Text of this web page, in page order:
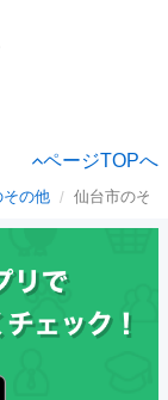
ページTOPへ
その他 仙台市のそ